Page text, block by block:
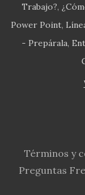
Trabajo?
Power Point
- Prepárala
Términos y
Preguntas